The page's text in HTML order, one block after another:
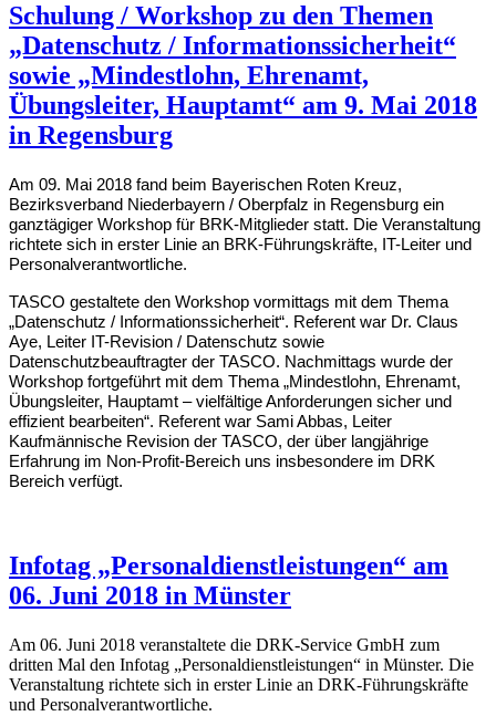
Schulung / Workshop zu den Themen
„Datenschutz / Informationssicherheit“
sowie „Mindestlohn, Ehrenamt,
Übungsleiter, Hauptamt“ am 9. Mai 2018
in Regensburg
Am 09. Mai 2018 fand beim Bayerischen Roten Kreuz,
Bezirksverband Niederbayern / Oberpfalz in Regensburg ein
ganztägiger Workshop für BRK-Mitglieder statt. Die Veranstaltung
richtete sich in erster Linie an BRK-Führungskräfte, IT-Leiter und
Personalverantwortliche.
TASCO gestaltete den Workshop vormittags mit dem Thema
„Datenschutz / Informationssicherheit“. Referent war Dr. Claus
Aye, Leiter IT-Revision / Datenschutz sowie
Datenschutzbeauftragter der TASCO. Nachmittags wurde der
Workshop fortgeführt mit dem Thema „Mindestlohn, Ehrenamt,
Übungsleiter, Hauptamt – vielfältige Anforderungen sicher und
effizient bearbeiten“. Referent war Sami Abbas, Leiter
Kaufmännische Revision der TASCO, der über langjährige
Erfahrung im Non-Profit-Bereich uns insbesondere im DRK
Bereich verfügt.
Infotag „Personaldienstleistungen“ am
06. Juni 2018 in Münster
Am 06. Juni 2018 veranstaltete die DRK-Service GmbH zum
dritten Mal den Infotag „Personaldienstleistungen“ in Münster. Die
Veranstaltung richtete sich in erster Linie an DRK-Führungskräfte
und Personalverantwortliche.